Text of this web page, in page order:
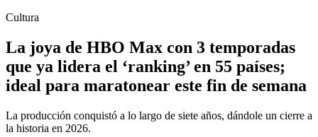
Cultura
La joya de HBO Max con 3 temporadas
que ya lidera el ‘ranking’ en 55 países;
ideal para maratonear este fin de semana
La producción conquistó a lo largo de siete años, dándole un cierre a
la historia en 2026.